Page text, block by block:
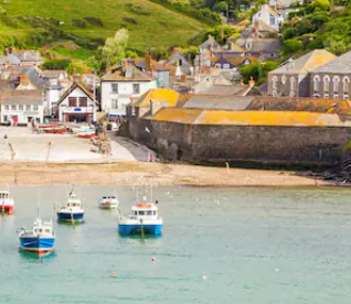
aukštyn ir žemyn arba liesdami ir braukdami